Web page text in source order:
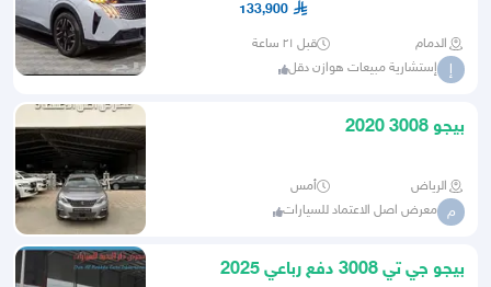
133,900
الدمام قبل ٢١ ساعة
إ إستشارية مبيعات هوازن دقل
بيجو 3008 2020
الرياض أمس
م معرض اصل الاعتماد للسيارات
بيجو جي تي 3008 دفع رباعي 2025